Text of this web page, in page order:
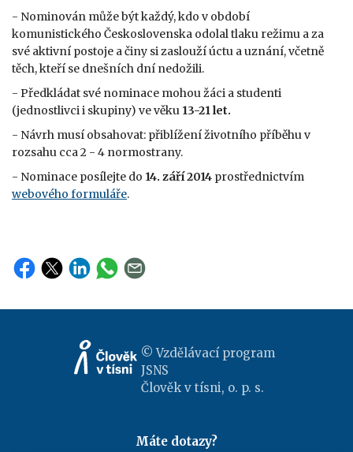
- Nominován může být každý, kdo v období
komunistického Československa odolal tlaku režimu a za
své aktivní postoje a činy si zaslouží úctu a uznání, včetně
těch, kteří se dnešních dní nedožili.
- Předkládat své nominace mohou žáci a studenti
(jednostlivci i skupiny) ve věku 13-21 let.
- Návrh musí obsahovat: přiblížení životního příběhu v
rozsahu cca 2 - 4 normostrany.
- Nominace posílejte do 14. září 2014 prostřednictvím
webového formuláře.
© Vzdělávací program
JSNS
Člověk v tísni, o. p. s.
Máte dotazy?